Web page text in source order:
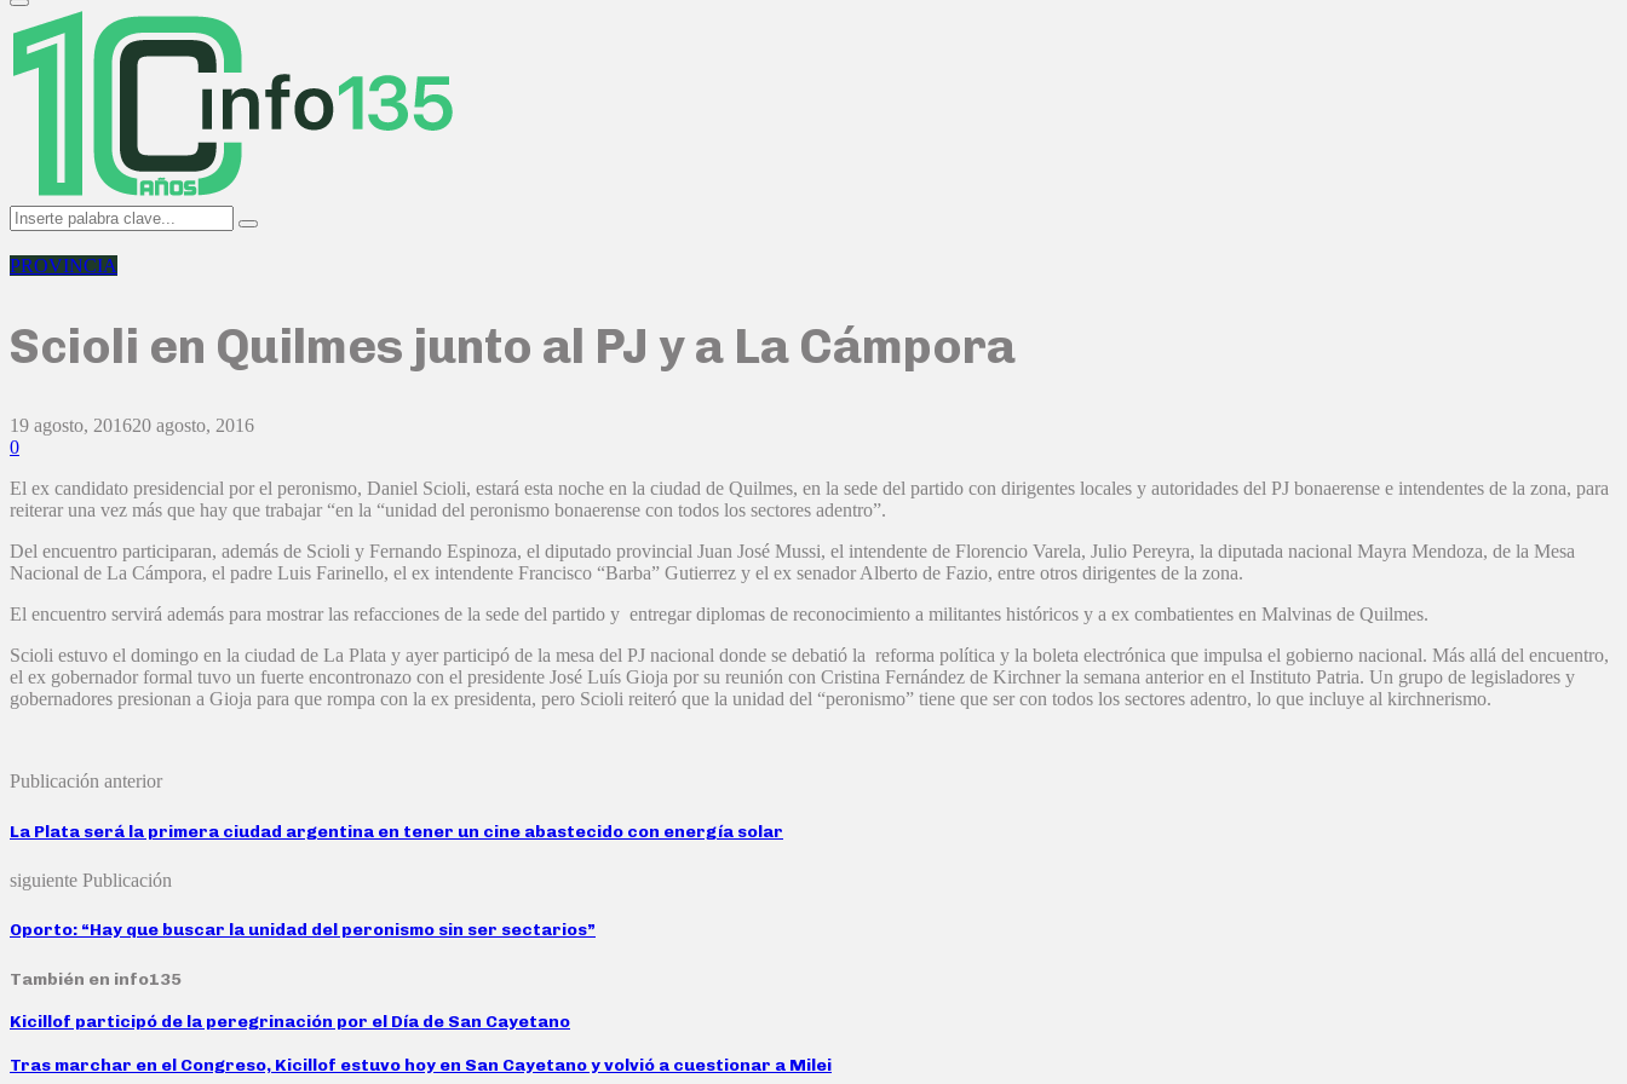
Primary
Menu
Search
for:
Search
PROVINCIA
Scioli en Quilmes junto al PJ y a La Cámpora
19 agosto, 201620 agosto, 2016
0
El ex candidato presidencial por el peronismo, Daniel Scioli, estará esta noche en la ciudad de Quilmes, en la sede del partido con dirigentes locales y autoridades del PJ bonaerense e intendentes de la zona, para
reiterar una vez más que hay que trabajar “en la “unidad del peronismo bonaerense con todos los sectores adentro”.
Del encuentro participaran, además de Scioli y Fernando Espinoza, el diputado provincial Juan José Mussi, el intendente de Florencio Varela, Julio Pereyra, la diputada nacional Mayra Mendoza, de la Mesa
Nacional de La Cámpora, el padre Luis Farinello, el ex intendente Francisco “Barba” Gutierrez y el ex senador Alberto de Fazio, entre otros dirigentes de la zona.
El encuentro servirá además para mostrar las refacciones de la sede del partido y entregar diplomas de reconocimiento a militantes históricos y a ex combatientes en Malvinas de Quilmes.
Scioli estuvo el domingo en la ciudad de La Plata y ayer participó de la mesa del PJ nacional donde se debatió la reforma política y la boleta electrónica que impulsa el gobierno nacional. Más allá del encuentro,
el ex gobernador formal tuvo un fuerte encontronazo con el presidente José Luís Gioja por su reunión con Cristina Fernández de Kirchner la semana anterior en el Instituto Patria. Un grupo de legisladores y
gobernadores presionan a Gioja para que rompa con la ex presidenta, pero Scioli reiteró que la unidad del “peronismo” tiene que ser con todos los sectores adentro, lo que incluye al kirchnerismo.
Publicación anterior
La Plata será la primera ciudad argentina en tener un cine abastecido con energía solar
siguiente Publicación
Oporto: “Hay que buscar la unidad del peronismo sin ser sectarios”
También en info135
Kicillof participó de la peregrinación por el Día de San Cayetano
Tras marchar en el Congreso, Kicillof estuvo hoy en San Cayetano y volvió a cuestionar a Milei